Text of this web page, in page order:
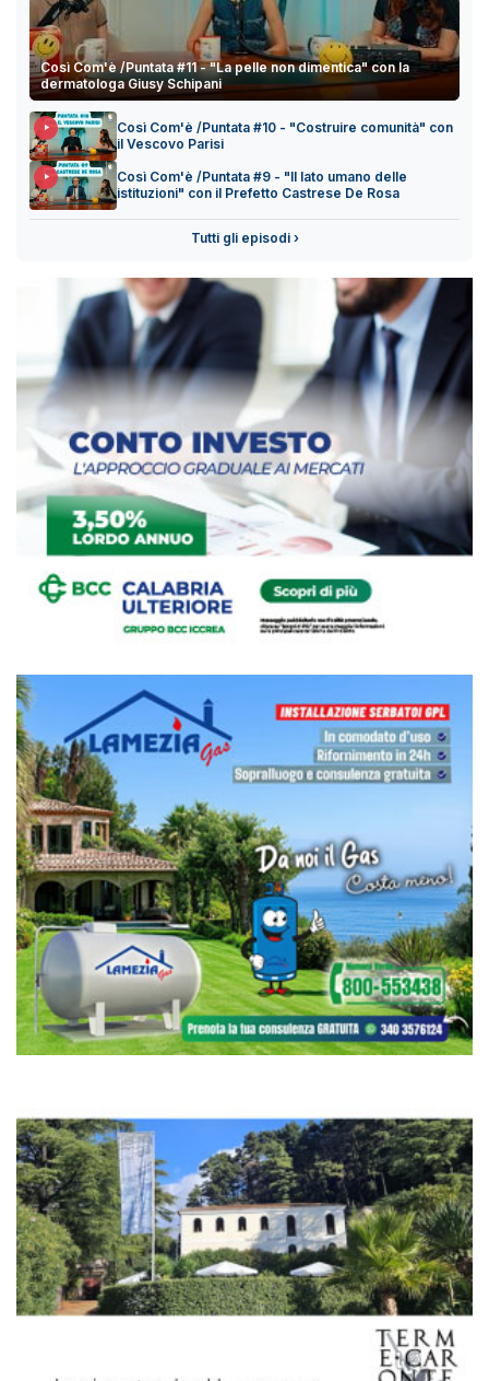
Così Com'è /Puntata #11 - "La pelle non dimentica" con la
dermatologa Giusy Schipani
Così Com'è /Puntata #10 - "Costruire comunità" con
il Vescovo Parisi
Così Com'è /Puntata #9 - "Il lato umano delle
istituzioni" con il Prefetto Castrese De Rosa
Tutti gli episodi ›